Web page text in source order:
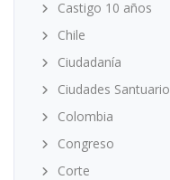
Castigo 10 años
Chile
Ciudadanía
Ciudades Santuario
Colombia
Congreso
Corte